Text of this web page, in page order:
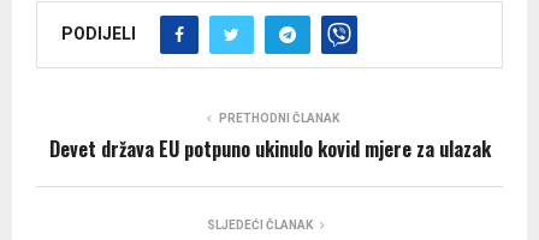
PODIJELI
PRETHODNI ČLANAK
Devet država EU potpuno ukinulo kovid mjere za ulazak
SLJEDEĆI ČLANAK